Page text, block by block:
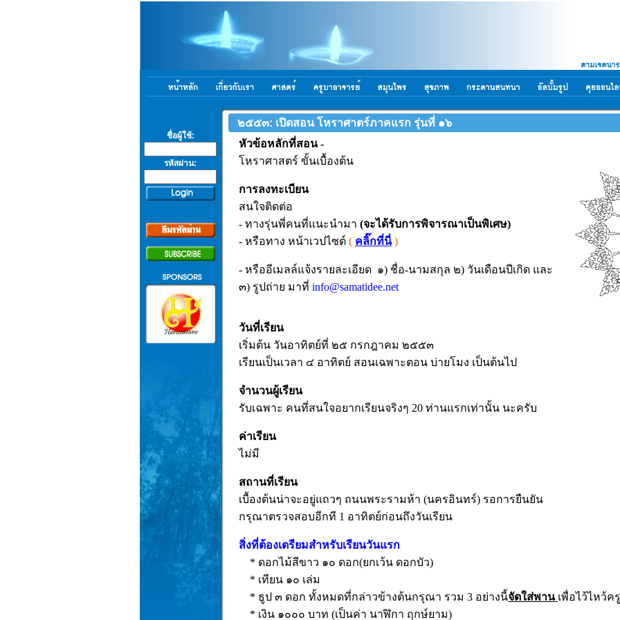
ชื่อผู้ใช้:
รหัสผ่าน:
๒๕๕๓: เปิดสอน โหราศาตร์ภาคแรก รุ่นที่ ๑๖
หัวข้อหลักที่สอน -
โหราศาสตร์ ขั้นเบื้องต้น
การลงทะเบียน
สนใจติดต่อ
- ทางรุ่นพี่คนที่แนะนำมา (จะได้รับการพิจารณาเป็นพิเศษ)
- หรือทาง หน้าเวปไซต์ ( คลิ๊กที่นี่)
- หรืออีเมลล์แจ้งรายละเอียด ๑) ชื่อ-นามสกุล ๒) วันเดือนปีเกิด และ
๓) รูปถ่าย มาที่ info@samatidee.net
วันที่เรียน
เริ่มต้น วันอาทิตย์ที่ ๒๕ กรกฎาคม ๒๕๕๓
เรียนเป็นเวลา ๔ อาทิตย์ สอนเฉพาะตอน บ่ายโมง เป็นต้นไป
จำนวนผู้เรียน
รับเฉพาะ คนที่สนใจอยากเรียนจริงๆ 20 ท่านแรกเท่านั้น นะครับ
ค่าเรียน
ไม่มี
สถานที่เรียน
เบื้องต้นน่าจะอยู่แถวๆ ถนนพระรามห้า (นครอินทร์) รอการยืนยัน
กรุณาตรวจสอบอีกที 1 อาทิตย์ก่อนถึงวันเรียน
สิ่งที่ต้องเตรียมสำหรับเรียนวันแรก
* ดอกไม้สีขาว ๑๐ ดอก(ยกเว้น ดอกบัว)
* เทียน ๑๐ เล่ม
* ธูป ๓ ดอก ทั้งหมดที่กล่าวข้างต้นกรุณา รวม 3 อย่างนี้จัดใส่พาน เพื่อไว้ไหว้ครู
* เงิน ๑๐๐๐ บาท (เป็นค่า นาฬิกา ฤกษ์ยาม)